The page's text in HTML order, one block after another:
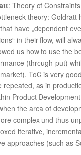
: Theory of
theory: Goldratt
have „dependent
in their flow, will
us how to use the
(through-put)
ToC is very
repeated, as in
Product
the area of
complex und thus
iterative,
approaches (such as